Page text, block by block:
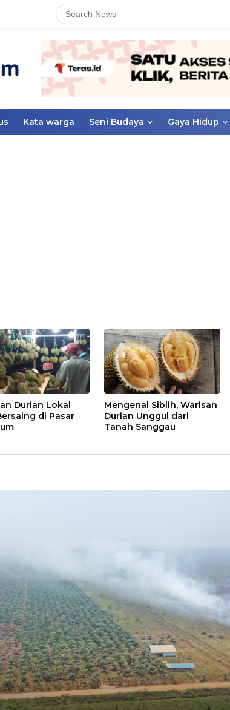
Kata warga Seni Budaya Gaya Hidup
Durian Lokal
di Pasar
Mengenal Siblih, Warisan
Durian Unggul dari
Tanah Sanggau